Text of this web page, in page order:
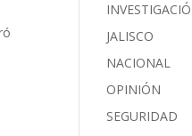
JALISCO
NACIONAL
OPINIÓN
SEGURIDAD